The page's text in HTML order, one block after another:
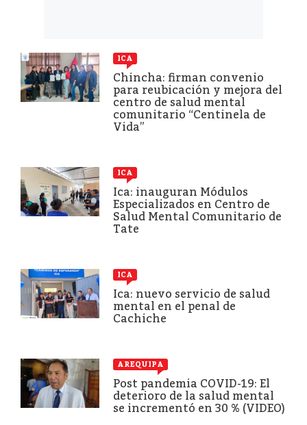
ICA
Chincha: firman convenio
para reubicación y mejora del
centro de salud mental
comunitario “Centinela de
Vida”
ICA
Ica: inauguran Módulos
Especializados en Centro de
Salud Mental Comunitario de
Tate
ICA
Ica: nuevo servicio de salud
mental en el penal de
Cachiche
AREQUIPA
Post pandemia COVID-19: El
deterioro de la salud mental
se incrementó en 30 % (VIDEO)